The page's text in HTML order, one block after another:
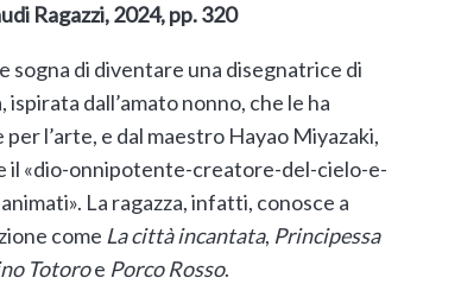
Ragazzi, 2024, pp. 320
sogna di diventare una disegnatrice di
dall’amato nonno, che le ha
l’arte, e dal maestro Hayao Miyazaki,
il «dio-onnipotente-creatore-del-cielo-e-
La ragazza, infatti, conosce a
come La città incantata, Principessa
Totoroe Porco Rosso.